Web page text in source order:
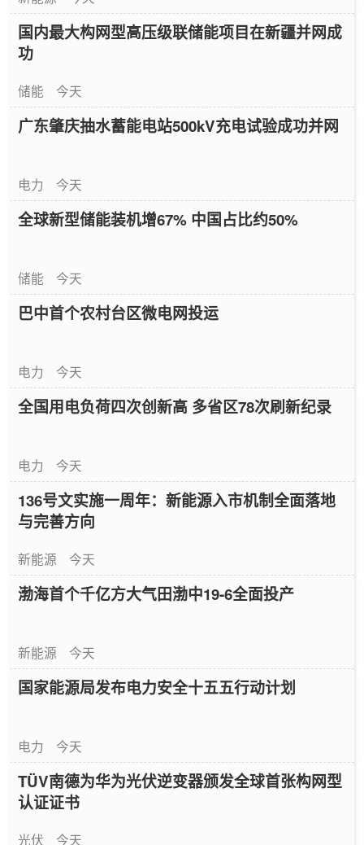
国内最大构网型高压级联储能项目在新疆并网成
功
储能 今天
广东肇庆抽水蓄能电站500kV充电试验成功并网
电力 今天
全球新型储能装机增67% 中国占比约50%
储能 今天
巴中首个农村台区微电网投运
电力 今天
全国用电负荷四次创新高 多省区78次刷新纪录
电力 今天
136号文实施一周年：新能源入市机制全面落地
与完善方向
新能源 今天
渤海首个千亿方大气田渤中19-6全面投产
新能源 今天
国家能源局发布电力安全十五五行动计划
电力 今天
TÜV南德为华为光伏逆变器颁发全球首张构网型
认证证书
光伏 今天